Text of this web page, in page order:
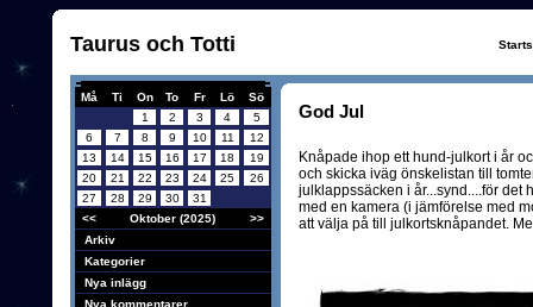
Taurus och Totti
Må Ti On To Fr Lö
Sö
1
2 3 4
5
6
7 8 9 10 11
12
13
14 15 16 17 18
19
20
21 22 23 24 25
26
27
28 29 30
31
<<
Oktober (2025)
>>
Arkiv
Kategorier
Nya inlägg
Nya kommentarer
God Jul
Knåpade ihop ett hund-julkort i år
och skicka iväg önskelistan till
julklappssäcken i år...synd....för det
med en kamera (i jämförelse med
att välja på till julkortsknåpandet.